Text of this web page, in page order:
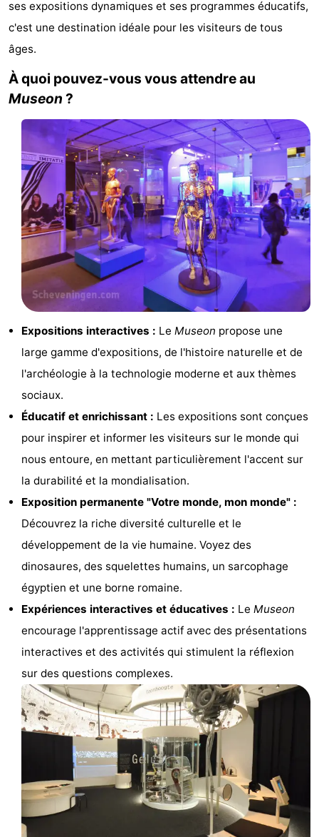
Gouden
Spar
De
Noordduinen
-
Duinresort
-
Soleil
Last
minutes
Plages
Voir
faire
Lieux
d'intérêt
Musées
Monuments
Points
vue
Attractions
Croisières
Terrains
jeux
-
Aires
de
jeux
intérieures
Experiences
Centres
bien-
être
Villages
villes
Nature
Sports
Piscines
du
vélo
Randonnée
Équitation
ses expositions dynamiques et ses programmes éducatifs,
c'est une destination idéale pour les visiteurs de tous
âges.
À quoi pouvez-vous vous attendre au
Museon ?
Expositions interactives : Le Museon propose une
large gamme d'expositions, de l'histoire naturelle et de
l'archéologie à la technologie moderne et aux thèmes
sociaux.
Éducatif et enrichissant : Les expositions sont conçues
pour inspirer et informer les visiteurs sur le monde qui
nous entoure, en mettant particulièrement l'accent sur
la durabilité et la mondialisation.
Exposition permanente "Votre monde, mon monde" :
Découvrez la riche diversité culturelle et le
développement de la vie humaine. Voyez des
dinosaures, des squelettes humains, un sarcophage
égyptien et une borne romaine.
Expériences interactives et éducatives : Le Museon
encourage l'apprentissage actif avec des présentations
interactives et des activités qui stimulent la réflexion
sur des questions complexes.